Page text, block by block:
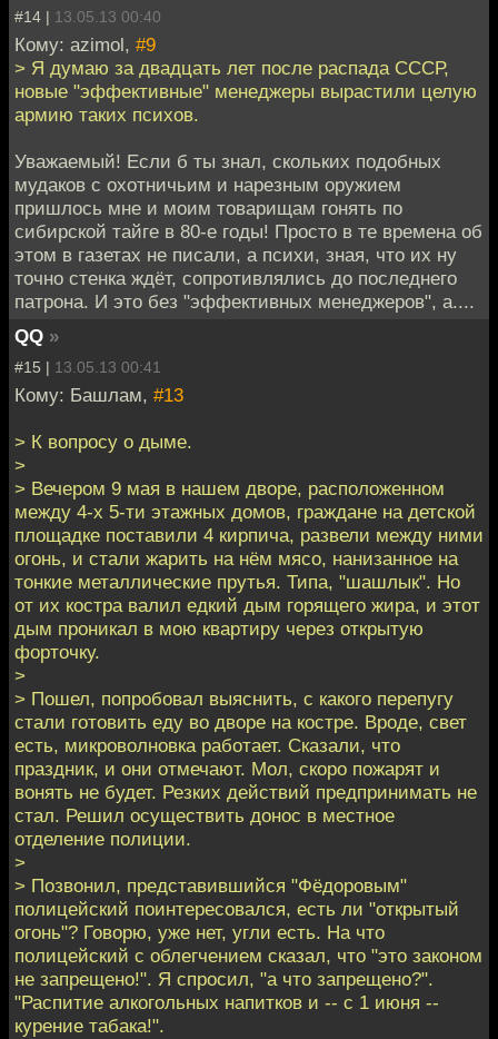
#14 | 13.05.13 00:40
Кому: azimol, #9
> Я думаю за двадцать лет после распада СССР,
новые "эффективные" менеджеры вырастили целую
армию таких психов.
Уважаемый! Если б ты знал, скольких подобных
мудаков с охотничьим и нарезным оружием
пришлось мне и моим товарищам гонять по
сибирской тайге в 80-е годы! Просто в те времена об
этом в газетах не писали, а психи, зная, что их ну
точно стенка ждёт, сопротивлялись до последнего
патрона. И это без "эффективных менеджеров", а....
QQ »
#15 | 13.05.13 00:41
Кому: Башлам, #13
> К вопросу о дыме.
>
> Вечером 9 мая в нашем дворе, расположенном
между 4-х 5-ти этажных домов, граждане на детской
площадке поставили 4 кирпича, развели между ними
огонь, и стали жарить на нём мясо, нанизанное на
тонкие металлические прутья. Типа, "шашлык". Но
от их костра валил едкий дым горящего жира, и этот
дым проникал в мою квартиру через открытую
форточку.
>
> Пошел, попробовал выяснить, с какого перепугу
стали готовить еду во дворе на костре. Вроде, свет
есть, микроволновка работает. Сказали, что
праздник, и они отмечают. Мол, скоро пожарят и
вонять не будет. Резких действий предпринимать не
стал. Решил осуществить донос в местное
отделение полиции.
>
> Позвонил, представившийся "Фёдоровым"
полицейский поинтересовался, есть ли "открытый
огонь"? Говорю, уже нет, угли есть. На что
полицейский с облегчением сказал, что "это законом
не запрещено!". Я спросил, "а что запрещено?".
"Распитие алкогольных напитков и -- с 1 июня --
курение табака!".